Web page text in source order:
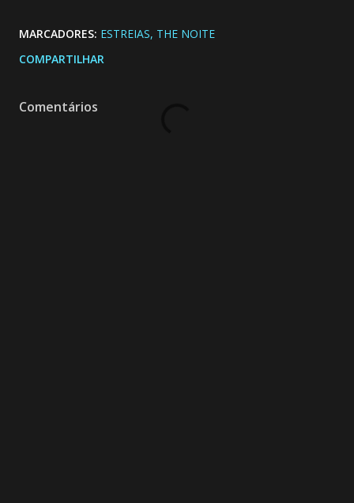
MARCADORES: ESTREIAS THE NOITE
COMPARTILHAR
Comentários